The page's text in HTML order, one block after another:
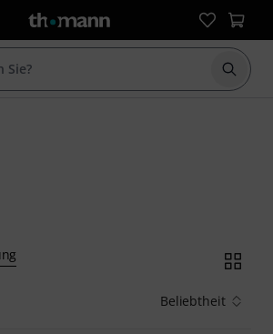
Suche
Beliebtheit